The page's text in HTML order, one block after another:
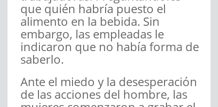
que quién habría puesto el
alimento en la bebida. Sin
embargo, las empleadas le
indicaron que no había forma de
saberlo.
Ante el miedo y la desesperación
de las acciones del hombre, las